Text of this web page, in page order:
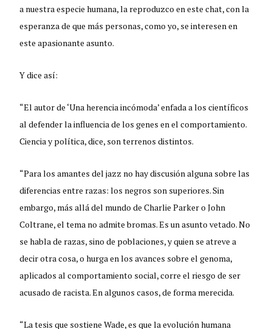
a nuestra especie humana, la reproduzco en este chat, con la
esperanza de que más personas, como yo, se interesen en
este apasionante asunto.
Y dice así:
“El autor de ‘Una herencia incómoda’ enfada a los científicos
al defender la influencia de los genes en el comportamiento.
Ciencia y política, dice, son terrenos distintos.
“Para los amantes del jazz no hay discusión alguna sobre las
diferencias entre razas: los negros son superiores. Sin
embargo, más allá del mundo de Charlie Parker o John
Coltrane, el tema no admite bromas. Es un asunto vetado. No
se habla de razas, sino de poblaciones, y quien se atreve a
decir otra cosa, o hurga en los avances sobre el genoma,
aplicados al comportamiento social, corre el riesgo de ser
acusado de racista. En algunos casos, de forma merecida.
“La tesis que sostiene Wade, es que la evolución humana